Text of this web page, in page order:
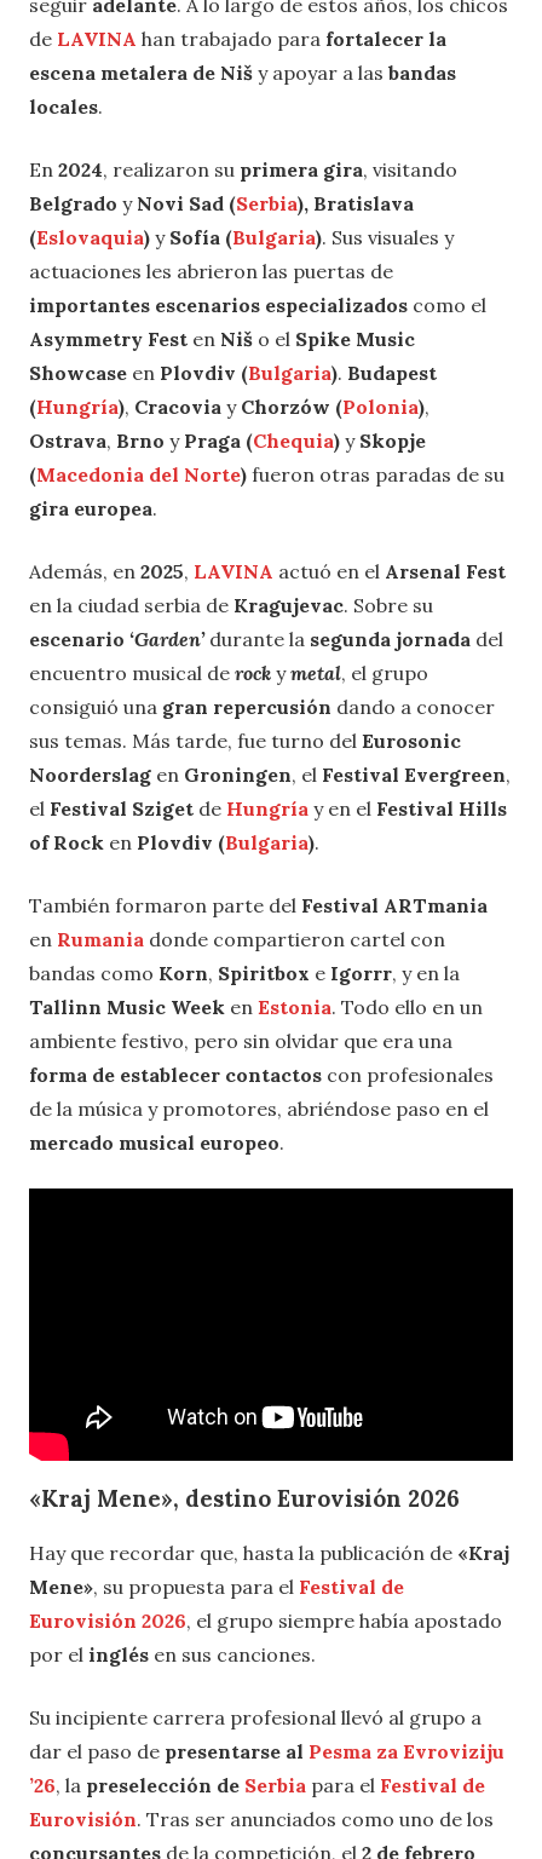
seguir adelante. A lo largo de estos años, los chicos
de LAVINA han trabajado para fortalecer la
escena metalera de Niš y apoyar a las bandas
locales.
En 2024, realizaron su primera gira, visitando
Belgrado y Novi Sad (Serbia), Bratislava
(Eslovaquia) y Sofía (Bulgaria). Sus visuales y
actuaciones les abrieron las puertas de
importantes escenarios especializados como el
Asymmetry Fest en Niš o el Spike Music
Showcase en Plovdiv (Bulgaria). Budapest
(Hungría), Cracovia y Chorzów (Polonia),
Ostrava, Brno y Praga (Chequia) y Skopje
(Macedonia del Norte) fueron otras paradas de su
gira europea.
Además, en 2025, LAVINA actuó en el Arsenal Fest
en la ciudad serbia de Kragujevac. Sobre su
escenario ‘Garden’ durante la segunda jornada del
encuentro musical de rock ymetal, el grupo
consiguió una gran repercusión dando a conocer
sus temas. Más tarde, fue turno del Eurosonic
Noorderslag en Groningen, el Festival Evergreen,
el Festival Sziget de Hungría y en el Festival Hills
of Rock en Plovdiv (Bulgaria).
También formaron parte del Festival ARTmania
en Rumania donde compartieron cartel con
bandas como Korn, Spiritbox e Igorrr, y en la
Tallinn Music Week en Estonia. Todo ello en un
ambiente festivo, pero sin olvidar que era una
forma de establecer contactos con profesionales
de la música y promotores, abriéndose paso en el
mercado musical europeo.
«Kraj Mene», destino Eurovisión 2026
Hay que recordar que, hasta la publicación de «Kraj
Mene», su propuesta para el Festival de
Eurovisión 2026, el grupo siempre había apostado
por el inglés en sus canciones.
Su incipiente carrera profesional llevó al grupo a
dar el paso de presentarse al Pesma za Evroviziju
’26, la preselección de Serbia para el Festival de
Eurovisión. Tras ser anunciados como uno de los
concursantes de la competición, el 2 de febrero